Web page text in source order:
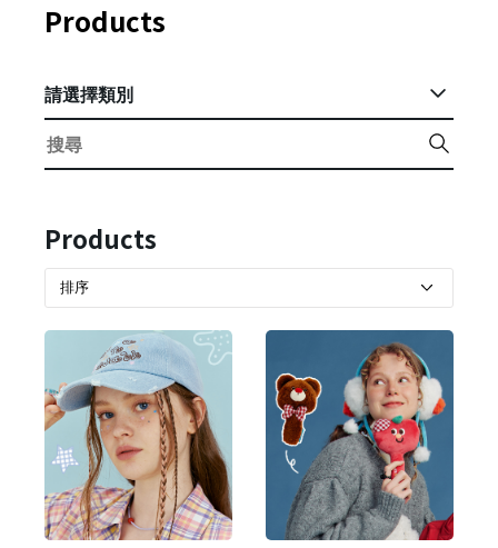
Products
請選擇類別
Products